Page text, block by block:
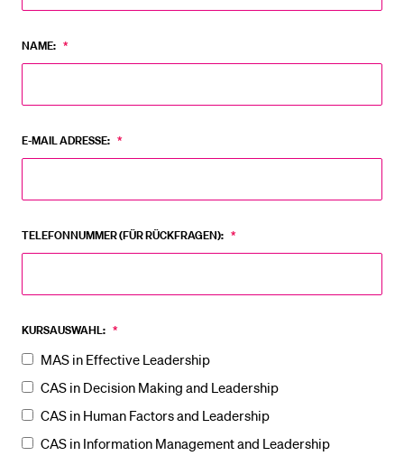
NAME: *
E-MAIL ADRESSE: *
TELEFONNUMMER (FÜR RÜCKFRAGEN): *
KURSAUSWAHL: *
MAS in Effective Leadership
CAS in Decision Making and Leadership
CAS in Human Factors and Leadership
CAS in Information Management and Leadership
BELIEBTE INHALTE
Sportangebot